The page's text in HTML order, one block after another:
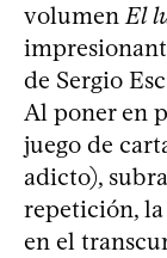
volumenEl
de Sergio
Al poner en
juego de
adicto),
repetición, la
en el